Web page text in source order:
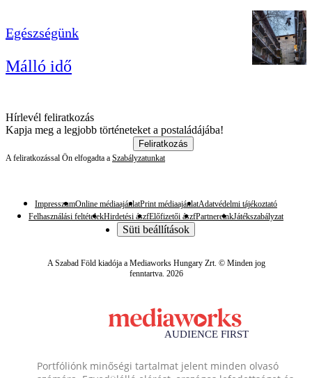
Egészségünk
Málló idő
Hírlevél feliratkozás
Kapja meg a legjobb történeteket a postaládájába!
Feliratkozás
A feliratkozással Ön elfogadta a Szabályzatunkat
ImpresszumOnline médiaajánlatPrint médiaajánlatAdatvédelmi tájékoztató
Felhasználási feltételekHirdetési ászfElőfizetői ászfPartnereinkJátékszabályzat
Süti beállítások
A Szabad Föld kiadója a Mediaworks Hungary Zrt. © Minden jog
fenntartva. 2026
Portfóliónk minőségi tartalmat jelent minden olvasó